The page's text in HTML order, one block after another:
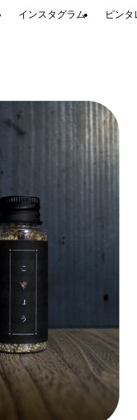
インスタグラム ピンタ